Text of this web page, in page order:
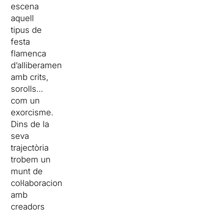
escena
aquell
tipus de
festa
flamenca
d’alliberament,
amb crits,
sorolls…
com un
exorcisme.
Dins de la
seva
trajectòria
trobem un
munt de
col·laboracions
amb
creadors